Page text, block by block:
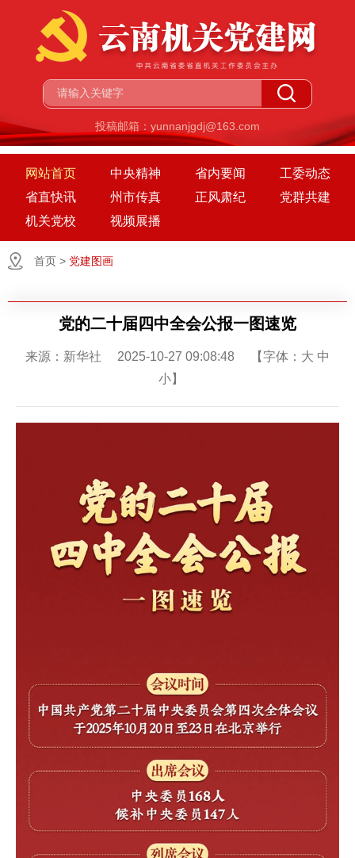
投稿邮箱：yunnanjgdj@163.com
网站首页 中央精神 省内要闻
工委动态
省直快讯
州市传真 正风肃纪
党群共建
机关党校
视频展播
首页 > 党建图画
党的二十届四中全会公报一图速览
来源：新华社 2025-10-27 09:08:48 【字体： 大 中
小】